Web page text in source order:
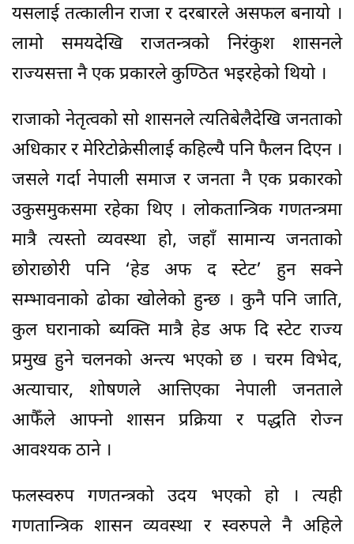
यसलाई तत्कालीन राजा र दरबारले असफल बनायो ।
लामो समयदेखि राजतन्त्रको निरंकुश शासनले
राज्यसत्ता नै एक प्रकारले कुण्ठित भइरहेको थियो ।
राजाको नेतृत्वको सो शासनले त्यतिबेलैदेखि जनताको
अधिकार र मेरिटोक्रेसीलाई कहिल्यै पनि फैलन दिएन ।
जसले गर्दा नेपाली समाज र जनता नै एक प्रकारको
उकुसमुकसमा रहेका थिए । लोकतान्त्रिक गणतन्त्रमा
मात्रै त्यस्तो व्यवस्था हो, जहाँ सामान्य जनताको
छोराछोरी पनि ‘हेड अफ द स्टेट’ हुन सक्ने
सम्भावनाको ढोका खोलेको हुन्छ । कुनै पनि जाति,
कुल घरानाको ब्यक्ति मात्रै हेड अफ दि स्टेट राज्य
प्रमुख हुने चलनको अन्त्य भएको छ । चरम विभेद,
अत्याचार, शोषणले आत्तिएका नेपाली जनताले
आफैँले आफ्नो शासन प्रक्रिया र पद्धति रोज्न
आवश्यक ठाने ।
फलस्वरुप गणतन्त्रको उदय भएको हो । त्यही
गणतान्त्रिक शासन व्यवस्था र स्वरुपले नै अहिले